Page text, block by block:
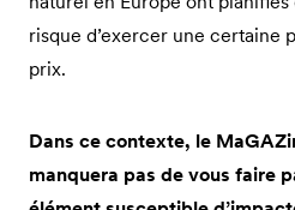
risque d’exercer une certaine
prix.
Dans ce contexte, le
manquera pas de vous faire